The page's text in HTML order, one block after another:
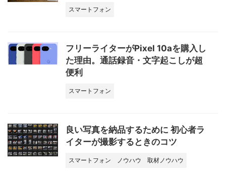
スマートフォン
フリーライターがPixel 10aを購入し
た理由。通話録音・文字起こしが超
便利
スマートフォン
良い写真を納品するために 初心者ラ
イターが撮影するときのコツ
スマートフォン ノウハウ 取材ノウハウ